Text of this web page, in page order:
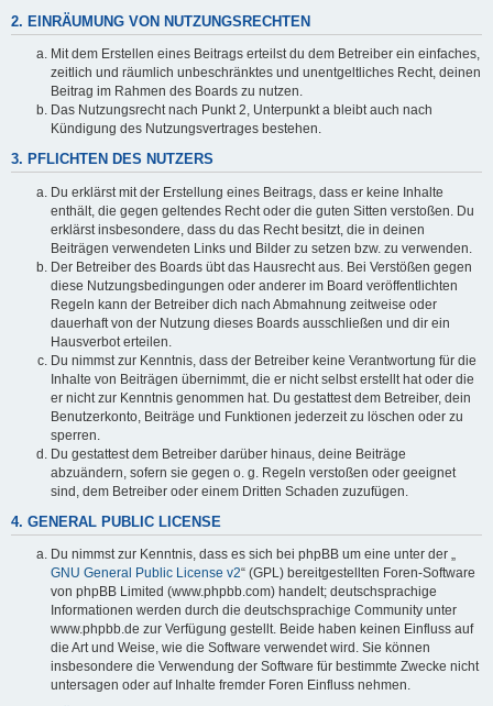
2. EINRÄUMUNG VON NUTZUNGSRECHTEN
Mit dem Erstellen eines Beitrags erteilst du dem Betreiber ein einfaches,
zeitlich und räumlich unbeschränktes und unentgeltliches Recht, deinen
Beitrag im Rahmen des Boards zu nutzen.
Das Nutzungsrecht nach Punkt 2, Unterpunkt a bleibt auch nach
Kündigung des Nutzungsvertrages bestehen.
3. PFLICHTEN DES NUTZERS
Du erklärst mit der Erstellung eines Beitrags, dass er keine Inhalte
enthält, die gegen geltendes Recht oder die guten Sitten verstoßen. Du
erklärst insbesondere, dass du das Recht besitzt, die in deinen
Beiträgen verwendeten Links und Bilder zu setzen bzw. zu verwenden.
Der Betreiber des Boards übt das Hausrecht aus. Bei Verstößen gegen
diese Nutzungsbedingungen oder anderer im Board veröffentlichten
Regeln kann der Betreiber dich nach Abmahnung zeitweise oder
dauerhaft von der Nutzung dieses Boards ausschließen und dir ein
Hausverbot erteilen.
Du nimmst zur Kenntnis, dass der Betreiber keine Verantwortung für die
Inhalte von Beiträgen übernimmt, die er nicht selbst erstellt hat oder die
er nicht zur Kenntnis genommen hat. Du gestattest dem Betreiber, dein
Benutzerkonto, Beiträge und Funktionen jederzeit zu löschen oder zu
sperren.
Du gestattest dem Betreiber darüber hinaus, deine Beiträge
abzuändern, sofern sie gegen o. g. Regeln verstoßen oder geeignet
sind, dem Betreiber oder einem Dritten Schaden zuzufügen.
4. GENERAL PUBLIC LICENSE
Du nimmst zur Kenntnis, dass es sich bei phpBB um eine unter der „
GNU General Public License v2“ (GPL) bereitgestellten Foren-Software
von phpBB Limited (www.phpbb.com) handelt; deutschsprachige
Informationen werden durch die deutschsprachige Community unter
www.phpbb.de zur Verfügung gestellt. Beide haben keinen Einfluss auf
die Art und Weise, wie die Software verwendet wird. Sie können
insbesondere die Verwendung der Software für bestimmte Zwecke nicht
untersagen oder auf Inhalte fremder Foren Einfluss nehmen.